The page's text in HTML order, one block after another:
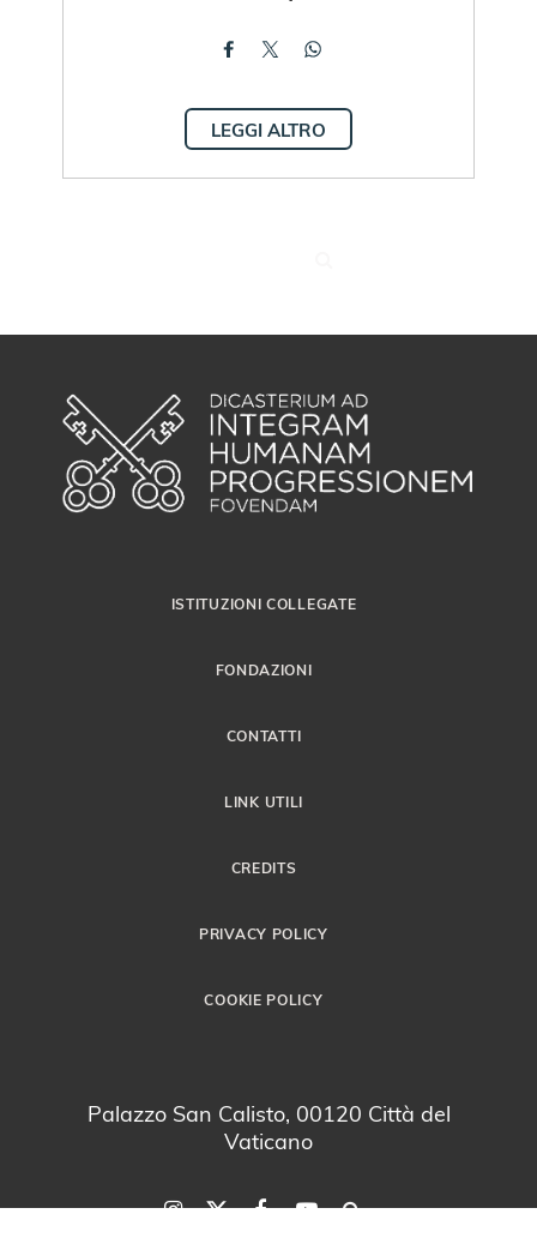
LEGGI ALTRO
ISTITUZIONI COLLEGATE
FONDAZIONI
CONTATTI
LINK UTILI
CREDITS
PRIVACY POLICY
COOKIE POLICY
Palazzo San Calisto, 00120 Città del
Vaticano